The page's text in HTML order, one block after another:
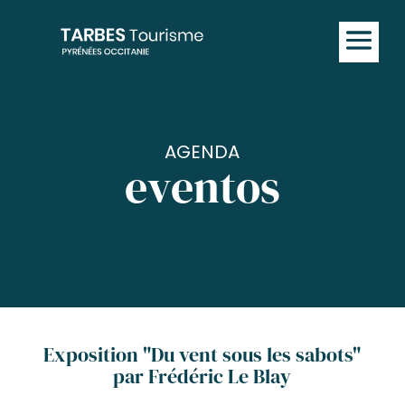
AGENDA
eventos
Exposition "Du vent sous les sabots"
par Frédéric Le Blay